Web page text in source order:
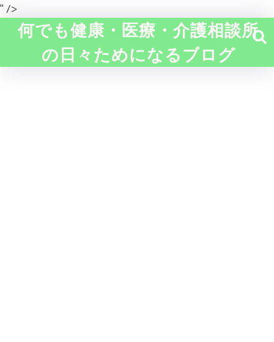
" />
何でも健康・医療・介護相談所
の日々ためになるブログ